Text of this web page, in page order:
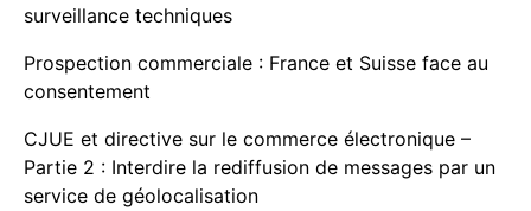
surveillance techniques
Prospection commerciale : France et Suisse face au
consentement
CJUE et directive sur le commerce électronique –
Partie 2 : Interdire la rediffusion de messages par un
service de géolocalisation